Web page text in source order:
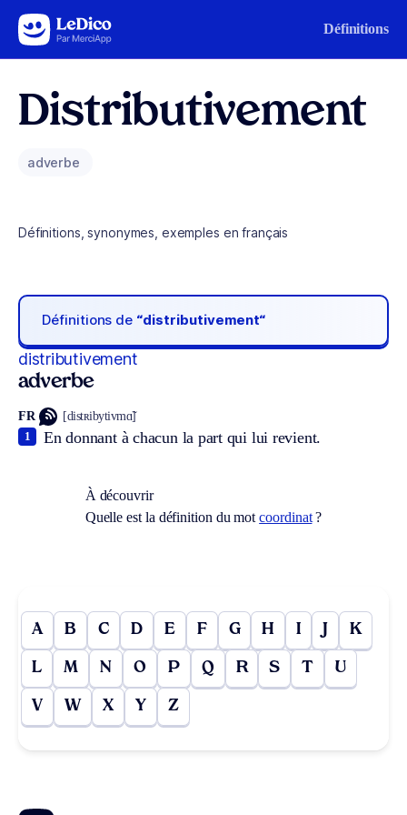
Aller au contenu Définitions
Distributivement
adverbe
Définitions, synonymes, exemples en français
Définitions de “distributivement“
distributivement
adverbe
FR [distʀibytivmɑ̃]
En donnant à chacun la part qui lui revient.
1
À découvrir
Quelle est la définition du motcoordinat?
A B C D E F G H I J K
L M N O P Q R S T U
V W X Y Z